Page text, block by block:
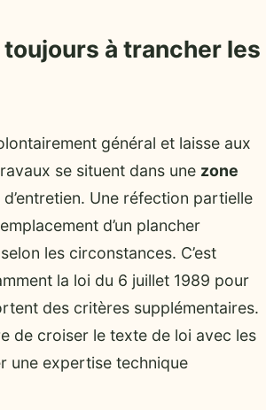
à trancher les
général et laisse aux
se situent dans une zone
Une réfection partielle
d’un plancher
les circonstances. C’est
la loi du 6 juillet 1989 pour
des critères supplémentaires.
de croiser le texte de loi avec les
une expertise technique